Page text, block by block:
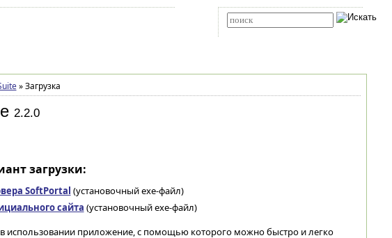
»Загрузка
2.2.0
загрузки:
SoftPortal (установочный exe-файл)
сайта (установочный exe-файл)
использовании приложение, с помощью которого можно быстро и легко